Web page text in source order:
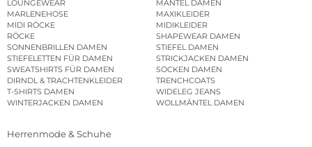
LOUNGEWEAR
MÄNTEL DAMEN
MARLENEHOSE
MAXIKLEIDER
MIDI RÖCKE
MIDIKLEIDER
RÖCKE
SHAPEWEAR DAMEN
SONNENBRILLEN DAMEN
STIEFEL DAMEN
STIEFELETTEN FÜR DAMEN
STRICKJACKEN DAMEN
SWEATSHIRTS FÜR DAMEN
SOCKEN DAMEN
DIRNDL & TRACHTENKLEIDER
TRENCHCOATS
T-SHIRTS DAMEN
WIDELEG JEANS
WINTERJACKEN DAMEN
WOLLMÄNTEL DAMEN
Herrenmode & Schuhe